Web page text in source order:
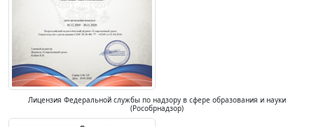
Лицензия Федеральной службы по надзору в сфере образования и науки
(Рособрнадзор)